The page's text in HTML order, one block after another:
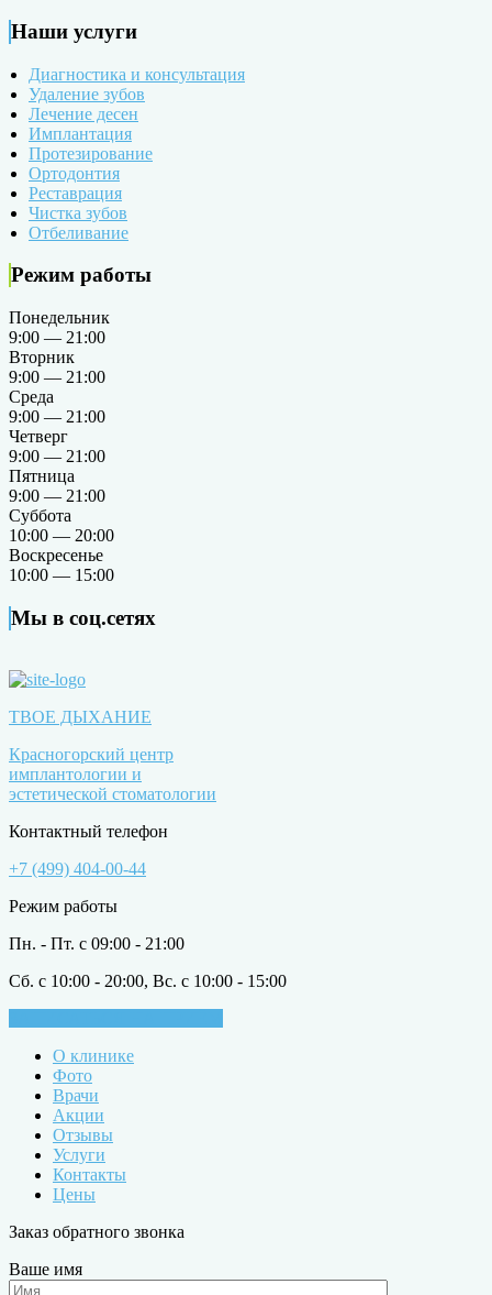
Наши услуги
Диагностика и консультация
Удаление зубов
Лечение десен
Имплантация
Протезирование
Ортодонтия
Реставрация
Чистка зубов
Отбеливание
Режим работы
Понедельник
9:00 — 21:00
Вторник
9:00 — 21:00
Среда
9:00 — 21:00
Четверг
9:00 — 21:00
Пятница
9:00 — 21:00
Суббота
10:00 — 20:00
Воскресенье
10:00 — 15:00
Мы в соц.сетях
ТВОЕ ДЫХАНИЕ
Красногорский центр
имплантологии и
эстетической стоматологии
Контактный телефон
+7 (499) 404-00-44
Режим работы
Пн. - Пт. с 09:00 - 21:00
Сб. с 10:00 - 20:00, Вс. с 10:00 - 15:00
О клинике
Фото
Врачи
Акции
Отзывы
Услуги
Контакты
Цены
Заказ обратного звонка
Ваше имя